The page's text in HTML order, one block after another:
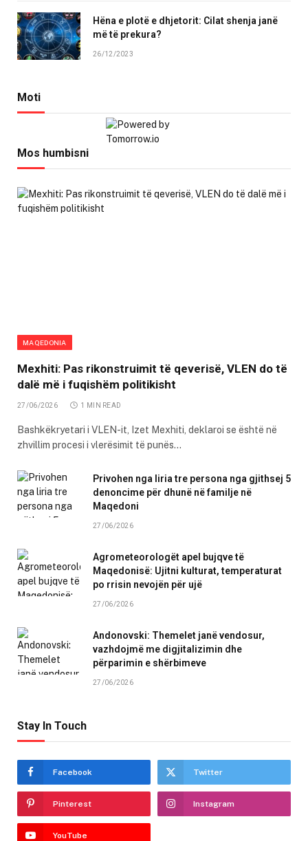
Hëna e plotë e dhjetorit: Cilat shenja janë
më të prekura?
26/12/2023
Moti
Mos humbisni
MAQEDONIA
Mexhiti: Pas rikonstruimit të qeverisë, VLEN do të
dalë më i fuqishëm politikisht
27/06/2026 1 MIN READ
Bashkëkryetari i VLEN-it, Izet Mexhiti, deklaroi se është në
zhvillim procesi i vlerësimit të punës…
Privohen nga liria tre persona nga gjithsej 5
denoncime për dhunë në familje në
Maqedoni
27/06/2026
Agrometeorologët apel bujqve të
Maqedonisë: Ujitni kulturat, temperaturat
po rrisin nevojën për ujë
27/06/2026
Andonovski: Themelet janë vendosur,
vazhdojmë me digjitalizimin dhe
përparimin e shërbimeve
27/06/2026
Stay In Touch
Facebook Twitter
Pinterest Instagram
YouTube